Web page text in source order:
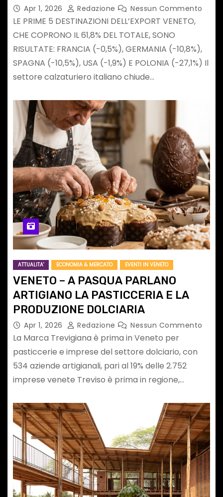
Apr 1, 2026 Redazione Nessun Commento
LE PRIME 5 DESTINAZIONI DELL’EXPORT VENETO,
CHE COPRONO IL 61,8% DEL TOTALE, SONO
RISULTATE: FRANCIA (-0,5%), GERMANIA (-10,8%),
SPAGNA (-10,5%), USA (-1,9%) E POLONIA (-27,1%) Il
settore calzaturiero italiano chiude…
ATTUALITA' ECONOMIA & MERCATO EVENTI IN VENETO
VENETO – A PASQUA PARLANO
ARTIGIANO LA PASTICCERIA E LA
PRODUZIONE DOLCIARIA
Apr 1, 2026 Redazione Nessun Commento
La Marca Trevigiana è prima in Veneto per
pasticcerie e imprese del settore dolciario, con
534 aziende artigianali, pari al 19% delle 2.752
imprese venete Treviso è prima in regione,…